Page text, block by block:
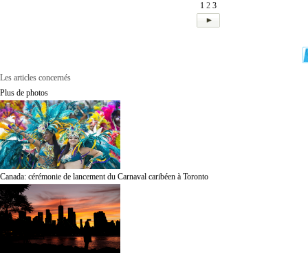
1 2 3
Les articles concernés
Plus de photos
Canada: cérémonie de lancement du Carnaval caribéen à Toronto